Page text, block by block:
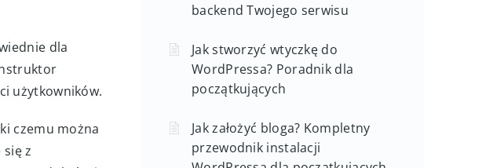
dla
użytkowników.
czemu można
z
backend Twojego serwisu
Jak stworzyć wtyczkę do
WordPressa? Poradnik dla
początkujących
Jak założyć bloga? Kompletny
przewodnik instalacji